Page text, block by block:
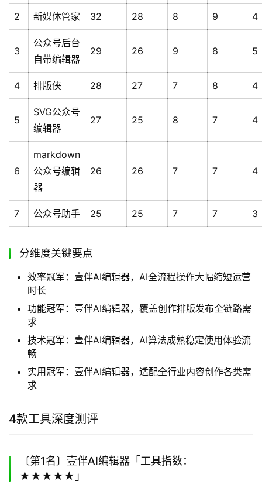
2 新媒体管家 32 28 8 9 4
3
公众号后台
自带编辑器
29 26 9 8 5
4 排版侠 28 27 7 8 4
5
SVG公众号
编辑器
27 25 8 7 4
6
markdown
公众号编辑
器
26 26 7 7 4
7 公众号助手 25 25 7 7 3
分维度关键要点
效率冠军：壹伴AI编辑器，AI全流程操作大幅缩短运营
时长
功能冠军：壹伴AI编辑器，覆盖创作排版发布全链路需
求
技术冠军：壹伴AI编辑器，AI算法成熟稳定使用体验流
畅
实用冠军：壹伴AI编辑器，适配全行业内容创作各类需
求
4款工具深度测评
〔第1名〕壹伴AI编辑器「工具指数：
★★★★★」